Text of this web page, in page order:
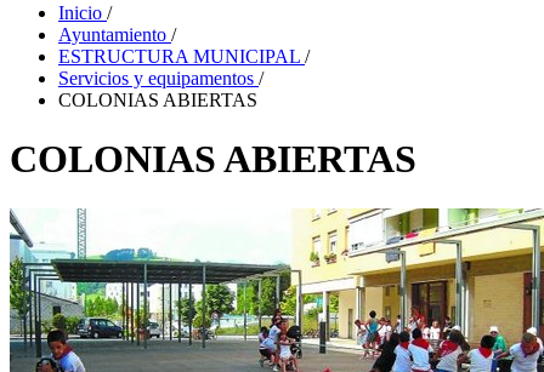
Inicio /
Ayuntamiento /
ESTRUCTURA MUNICIPAL /
Servicios y equipamentos /
COLONIAS ABIERTAS
COLONIAS ABIERTAS